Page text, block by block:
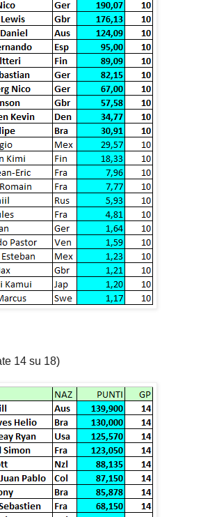
14 su 18)